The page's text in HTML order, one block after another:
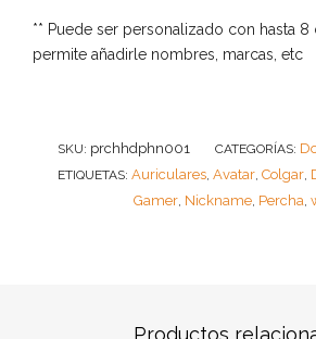
** Puede ser personalizado con hasta 8
permite añadirle nombres, marcas, etc
SKU: prchhdphn001 CATEGORÍAS:
ETIQUETAS: Auriculares Avatar Colgar
Gamer Nickname Percha
Productos